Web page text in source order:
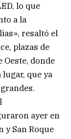
lo que
a la
resaltó el
plazas de
Oeste, donde
que ya
ayer en
y San Roque